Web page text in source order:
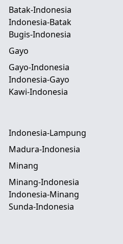
Batak-Indonesia
Indonesia-Batak
Bugis-Indonesia
Gayo
Gayo-Indonesia
Indonesia-Gayo
Kawi-Indonesia
Indonesia-Lampung
Madura-Indonesia
Minang
Minang-Indonesia
Indonesia-Minang
Sunda-Indonesia